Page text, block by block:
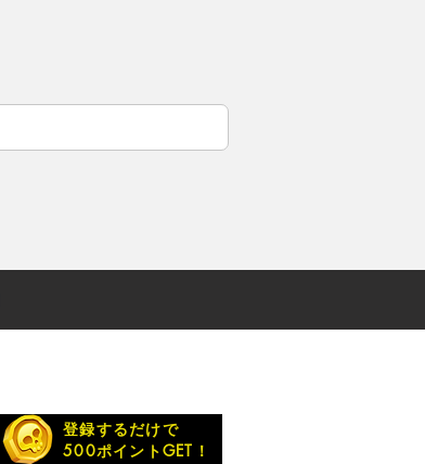
登録するだけで
500ポイントGET！